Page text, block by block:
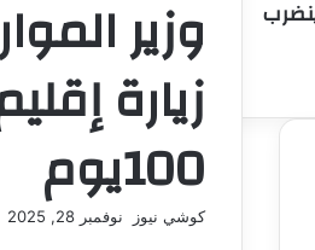
وزير
زيارة
100يوم
كوشي نيوز
أنوفمبر 28, 2025